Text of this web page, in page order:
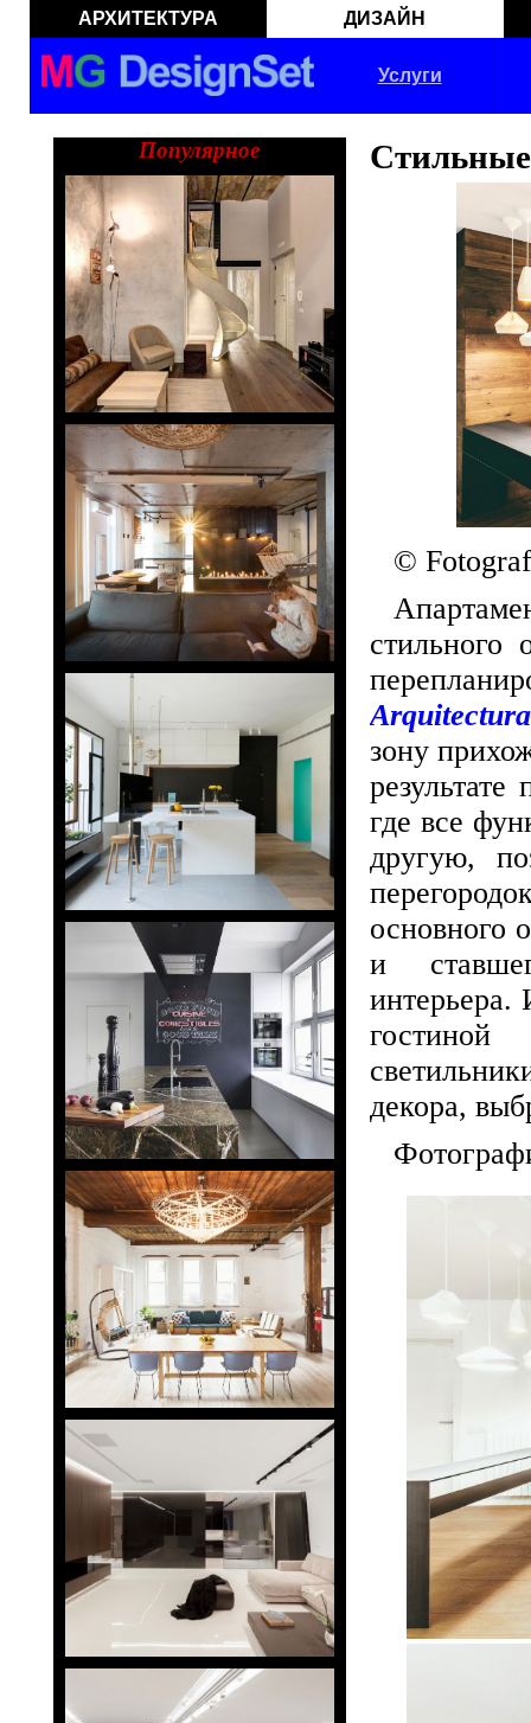
АРХИТЕКТУРА ДИЗАЙН
Услуги
Популярное
©
стильного
Arquitectura
зону
где все
другую,
основного
и
декора,